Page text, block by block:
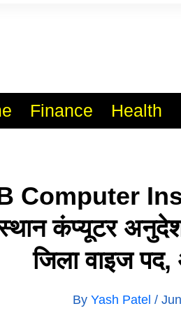
Finance Health
Computer
कंप्यूटर
जिला वाइज
By Yash Patel /